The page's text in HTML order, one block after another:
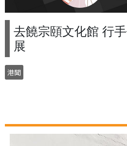
去饒宗頤文化館 行
展
港聞